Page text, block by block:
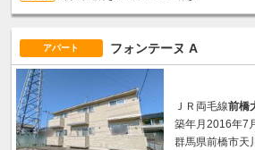
アパート フォンテーヌ A
ＪＲ両毛線前橋
築年月2016年7
群馬県前橋市天